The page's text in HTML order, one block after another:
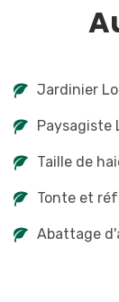
Jardinier
Paysagiste
Taille de
Tonte et
Abattage